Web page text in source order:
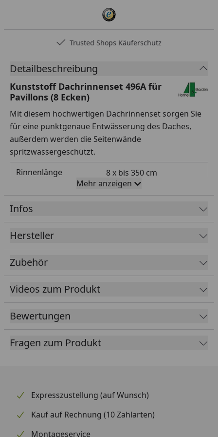
Trusted Shops Käuferschutz
Detailbeschreibung
Kunststoff Dachrinnenset 496A für
Pavillons (8 Ecken)
Mit diesem hochwertigen Dachrinnenset sorgen Sie
für eine punktgenaue Entwässerung des Daches,
außerdem werden die Seitenwände
spritzwassergeschützt.
Rinnenlänge
8 x bis 350 cm
Fallrohrdurchmesser
60 mm
Material
Farbe
Lieferumfang
Rinnenrohre
Rinneisen
(siehe Reiter
Überlaufstopp
einer Regentonne
Mehr anzeigen
Infos
Hersteller
Zubehör
Videos zum Produkt
Bewertungen
Fragen zum Produkt
Expresszustellung (auf Wunsch)
Kauf auf Rechnung (10 Zahlarten)
Montageservice